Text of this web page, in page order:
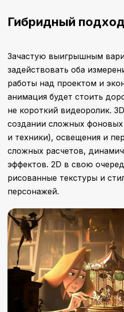
Гибридный
Зачастую выигрышным
задействовать оба
работы над проектом и
анимация будет стоить
не короткий видеоролик.
создании сложных
и техники), освещения и
сложных расчетов,
эффектов. 2D в свою
рисованные текстуры и
персонажей.